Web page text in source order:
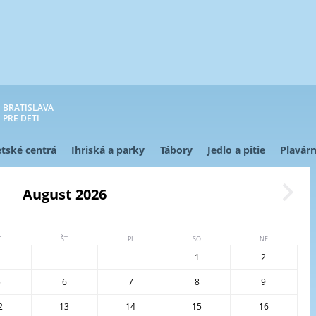
BRATISLAVA
PRE DETI
centrá Ihriská a parky Tábory Jedlo a pitie
August 2026
ŠT PI SO NE
1 2
6 7 8 9
13 14 15 16